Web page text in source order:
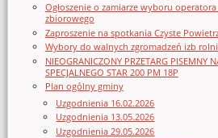
Ogłoszenie o zamiarze wyboru
zbiorowego
Zaproszenie na spotkania Czyste
Wybory do walnych zgromadzeń izb
NIEOGRANICZONY PRZETARG PISEMNY
SPECJALNEGO STAR 200 PM 18P
Plan ogólny gminy
Uzgodnienia 16.02.2026
Uzgodnienia 13.05.2026
Uzgodnienia 29.05.2026